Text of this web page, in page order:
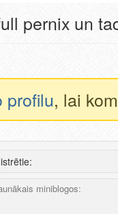
pernix un
profilu, lai
miniblogos: